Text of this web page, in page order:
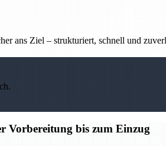
ans Ziel – strukturiert, schnell und
Vorbereitung bis zum Einzug